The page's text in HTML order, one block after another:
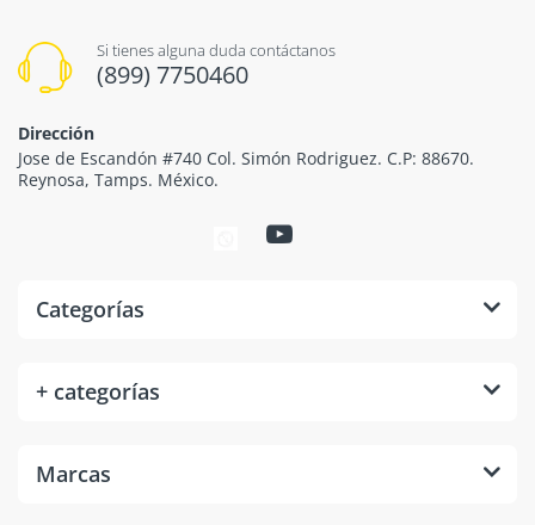
Si tienes alguna duda contáctanos
(899) 7750460
Dirección
Jose de Escandón #740 Col. Simón Rodriguez. C.P: 88670.
Reynosa, Tamps. México.
Categorías
+ categorías
Marcas